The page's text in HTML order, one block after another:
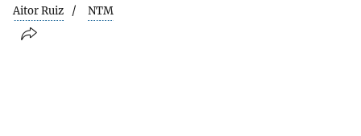
Aitor Ruiz NTM